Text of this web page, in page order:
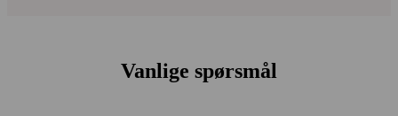
Vanlige spørsmål